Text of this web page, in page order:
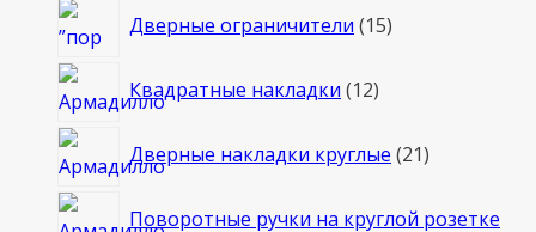
Дверные ограничители 1515
Квадратные накладки 1212
Дверные накладки круглые 2121
Поворотные ручки на круглой розетке